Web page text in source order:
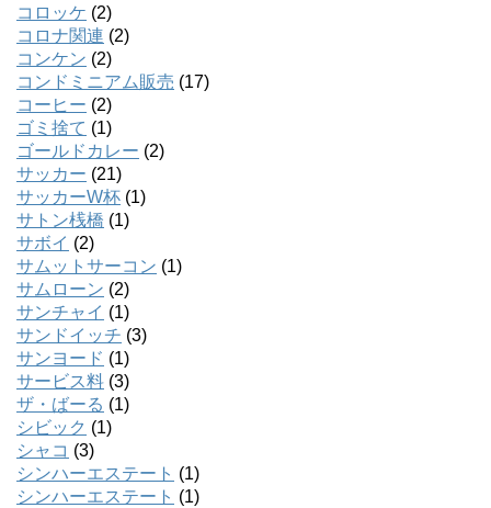
コロッケ (2)
コロナ関連 (2)
コンケン (2)
コンドミニアム販売 (17)
コーヒー (2)
ゴミ捨て (1)
ゴールドカレー (2)
サッカー (21)
サッカーW杯 (1)
サトン桟橋 (1)
サボイ (2)
サムットサーコン (1)
サムローン (2)
サンチャイ (1)
サンドイッチ (3)
サンヨード (1)
サービス料 (3)
ザ・ばーる (1)
シビック (1)
シャコ (3)
シンハーエステート (1)
シンハーエステート (1)